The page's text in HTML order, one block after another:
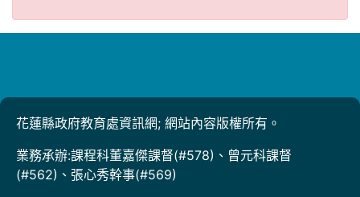
花蓮縣政府教育處資訊網; 網站內容版權所有。
業務承辦:課程科董嘉傑課督(#578)、曾元科課督
(#562)、張心秀幹事(#569)